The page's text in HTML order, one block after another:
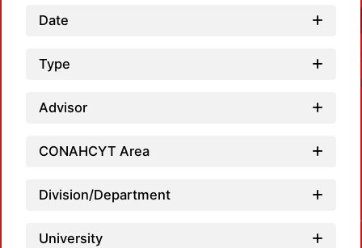
Date
Type
Advisor
CONAHCYT Area
Division/Department
University